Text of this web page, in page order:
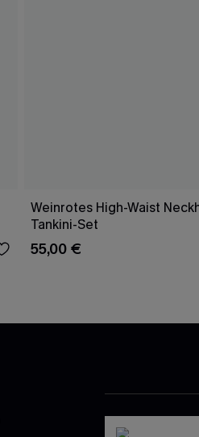
Weinrotes High-Waist
Tankini-Set
55,00 €